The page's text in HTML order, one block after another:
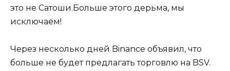
это не Сатоши.Больше этого дерьма, мы
исключаем!
Через несколько дней Binance объявил, что
больше не будет предлагать торговлю на BSV.